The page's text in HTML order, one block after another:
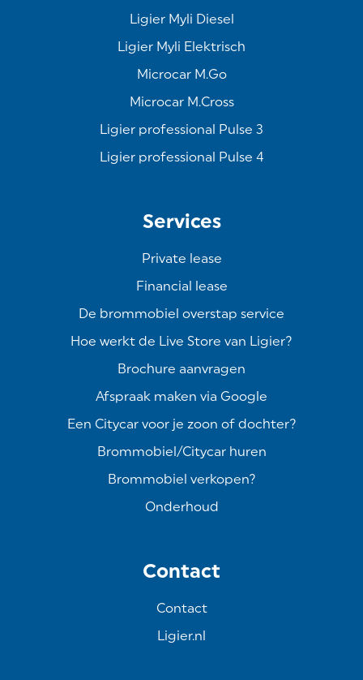
Ligier Myli Diesel
Ligier Myli Elektrisch
Microcar M.Go
Microcar M.Cross
Ligier professional Pulse 3
Ligier professional Pulse 4
Services
Private lease
Financial lease
De brommobiel overstap service
Hoe werkt de Live Store van Ligier?
Brochure aanvragen
Afspraak maken via Google
Een Citycar voor je zoon of dochter?
Brommobiel/Citycar huren
Brommobiel verkopen?
Onderhoud
Contact
Contact
Ligier.nl